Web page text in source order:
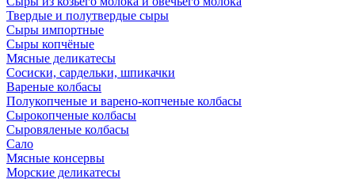
Твердые и полутвердые сыры
Сыры импортные
Сыры копчёные
Мясные деликатесы
Сосиски, сардельки, шпикачки
Вареные колбасы
Полукопченые и варено-копченые колбасы
Сырокопченые колбасы
Сыровяленые колбасы
Сало
Мясные консервы
Морские деликатесы